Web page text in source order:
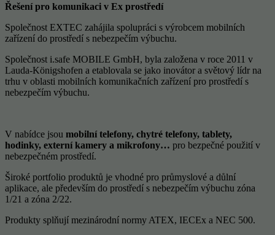
Řešení pro komunikaci v Ex prostředí
Společnost EXTEC zahájila spolupráci s výrobcem mobilních
zařízení do prostředí s nebezpečím výbuchu.
Společnost i.safe MOBILE GmbH, byla založena v roce 2011 v
Lauda-Königshofen a etablovala se jako inovátor a světový lídr na
trhu v oblasti mobilních komunikačních zařízení pro prostředí s
nebezpečím výbuchu.
V nabídce jsou mobilní telefony, chytré telefony, tablety,
hodinky, externí kamery a mikrofony… pro bezpečné použití v
nebezpečném prostředí.
Široké portfolio produktů je vhodné pro průmyslové a důlní
aplikace, ale především do prostředí s nebezpečím výbuchu zóna
1/21 a zóna 2/22.
Produkty splňují mezinárodní normy ATEX, IECEx a NEC 500.